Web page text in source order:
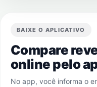
BAIXE O APLICATIVO
Compare
online pelo
No app, você informa o